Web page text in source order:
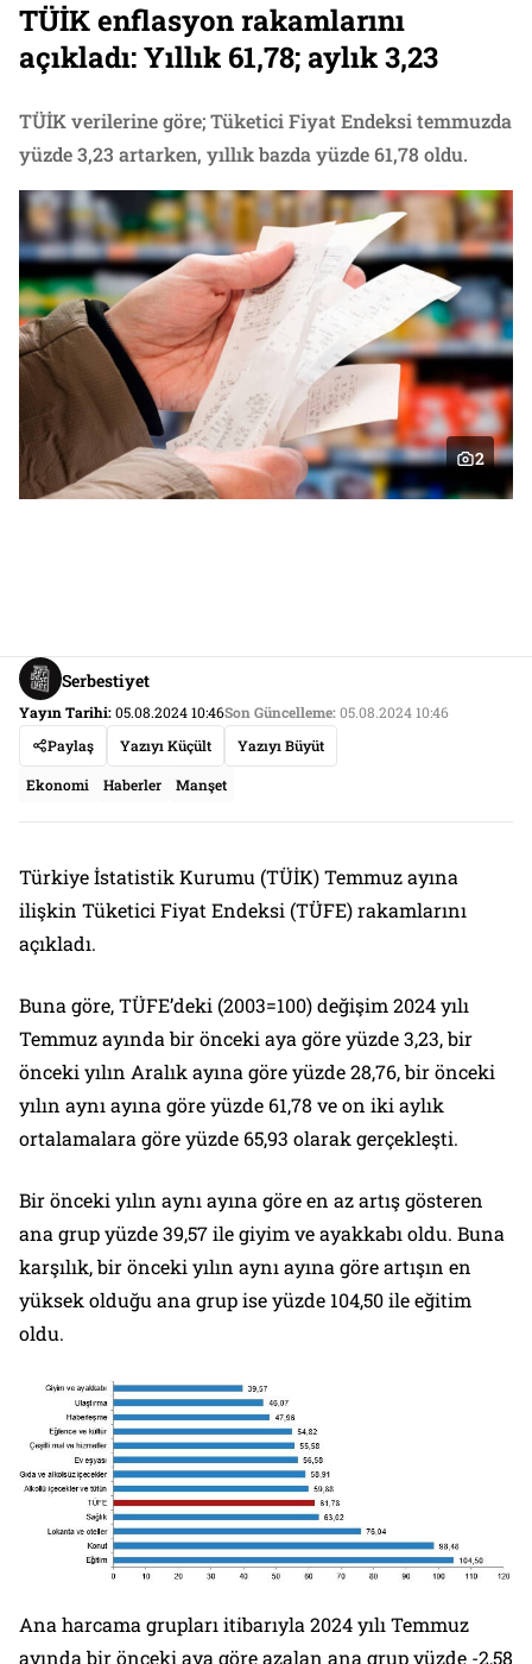
TÜİK enflasyon rakamlarını
açıkladı: Yıllık 61,78; aylık 3,23
TÜİK verilerine göre; Tüketici Fiyat Endeksi temmuzda
yüzde 3,23 artarken, yıllık bazda yüzde 61,78 oldu.
2
Serbestiyet
Yayın Tarihi:05.08.2024 10:46Son Güncelleme:05.08.2024 10:46
Paylaş
Yazıyı Küçült Yazıyı Büyüt
Ekonomi Haberler Manşet
Türkiye İstatistik Kurumu (TÜİK) Temmuz ayına
ilişkin Tüketici Fiyat Endeksi (TÜFE) rakamlarını
açıkladı.
Buna göre, TÜFE’deki (2003=100) değişim 2024 yılı
Temmuz ayında bir önceki aya göre yüzde 3,23, bir
önceki yılın Aralık ayına göre yüzde 28,76, bir önceki
yılın aynı ayına göre yüzde 61,78 ve on iki aylık
ortalamalara göre yüzde 65,93 olarak gerçekleşti.
Bir önceki yılın aynı ayına göre en az artış gösteren
ana grup yüzde 39,57 ile giyim ve ayakkabı oldu. Buna
karşılık, bir önceki yılın aynı ayına göre artışın en
yüksek olduğu ana grup ise yüzde 104,50 ile eğitim
oldu.
Ana harcama grupları itibarıyla 2024 yılı Temmuz
ayında bir önceki aya göre azalan ana grup yüzde -2,58